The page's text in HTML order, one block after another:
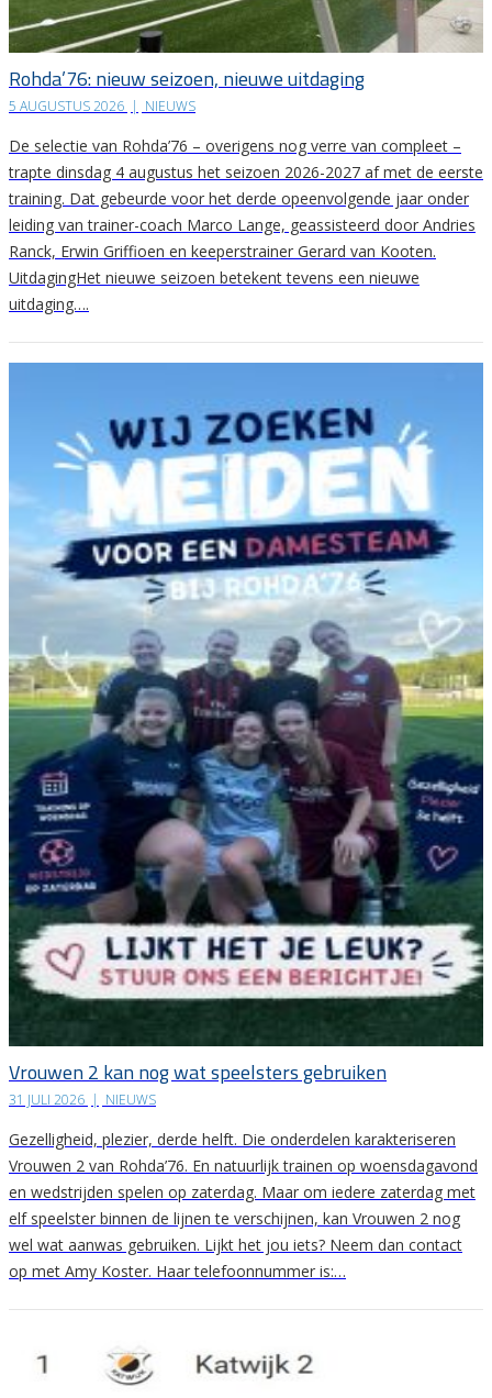
Rohda’76: nieuw seizoen, nieuwe uitdaging
5 AUGUSTUS 2026 | NIEUWS
De selectie van Rohda’76 – overigens nog verre van compleet –
trapte dinsdag 4 augustus het seizoen 2026-2027 af met de eerste
training. Dat gebeurde voor het derde opeenvolgende jaar onder
leiding van trainer-coach Marco Lange, geassisteerd door Andries
Ranck, Erwin Griffioen en keeperstrainer Gerard van Kooten.
UitdagingHet nieuwe seizoen betekent tevens een nieuwe
uitdaging….
Vrouwen 2 kan nog wat speelsters gebruiken
31 JULI 2026 | NIEUWS
Gezelligheid, plezier, derde helft. Die onderdelen karakteriseren
Vrouwen 2 van Rohda’76. En natuurlijk trainen op woensdagavond
en wedstrijden spelen op zaterdag. Maar om iedere zaterdag met
elf speelster binnen de lijnen te verschijnen, kan Vrouwen 2 nog
wel wat aanwas gebruiken. Lijkt het jou iets? Neem dan contact
op met Amy Koster. Haar telefoonnummer is:…